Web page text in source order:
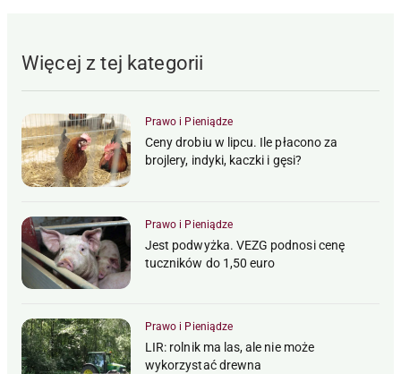
Więcej z tej kategorii
Prawo i Pieniądze
Ceny drobiu w lipcu. Ile płacono za
brojlery, indyki, kaczki i gęsi?
Prawo i Pieniądze
Jest podwyżka. VEZG podnosi cenę
tuczników do 1,50 euro
Prawo i Pieniądze
LIR: rolnik ma las, ale nie może
wykorzystać drewna